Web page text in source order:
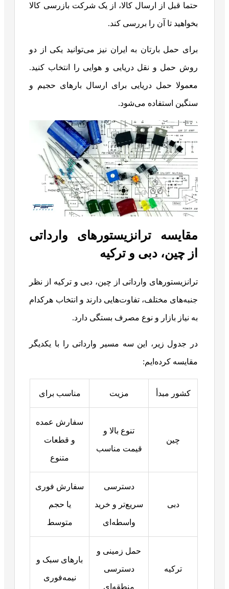
حتما قبل از ارسال کالا، از یک شرکت بازرسی کالا
بخواهید تا آن را بررسی کند.
برای حمل بارتان به ایران نیز می‌توانید یکی از دو
روش حمل و نقل دریایی و هوایی را انتخاب کنید.
معمولا حمل دریایی برای ارسال بارهای حجیم و
سنگین استفاده می‌شود.
مقایسه ترانزیستورهای وارداتی
از چین، دبی و ترکیه
ترانزیستورهای وارداتی از چین، دبی و ترکیه از نظر
جنبه‌های مختلف، تفاوت‌هایی دارند و انتخاب هرکدام
به نیاز بازار و نوع مصرف بستگی دارد.
در جدول زیر، این سه مسیر وارداتی را با یکدیگر
مقایسه کرده‌ایم:
کشور مبدأ مزیت مناسب برای
چین
تنوع بالا و
قیمت مناسب
سفارش عمده
و قطعات
متنوع
دبی
دسترسی
سریع‌تر و خرید
واسطه‌ای
سفارش فوری
یا حجم
متوسط
ترکیه
حمل زمینی و
دسترسی
منطقه‌ای
بارهای سبک و
نیمه‌فوری